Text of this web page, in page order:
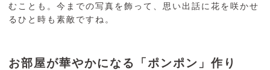
むことも。今までの写真を飾って、思い出話に花を咲かせ
るひと時も素敵ですね。
お部屋が華やかになる「ポンポン」作り